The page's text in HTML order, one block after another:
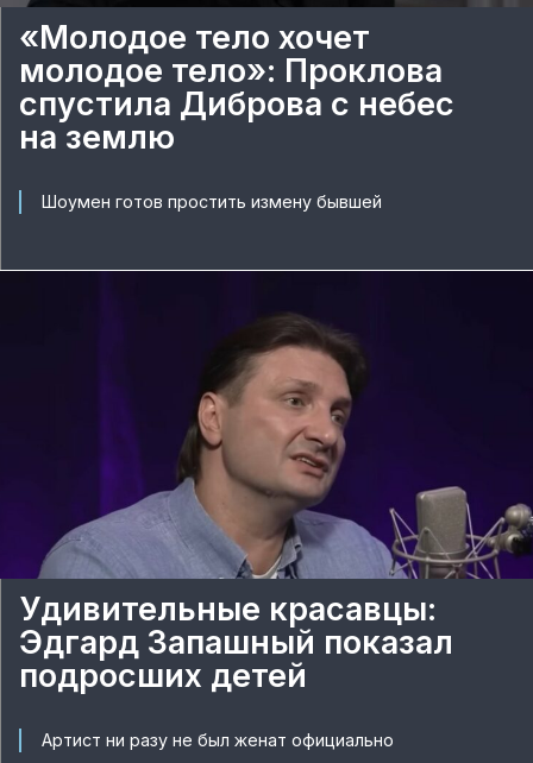
«Молодое тело хочет
молодое тело»: Проклова
спустила Диброва с небес
на землю
Шоумен готов простить измену бывшей
Удивительные красавцы:
Эдгард Запашный показал
подросших детей
Артист ни разу не был женат официально